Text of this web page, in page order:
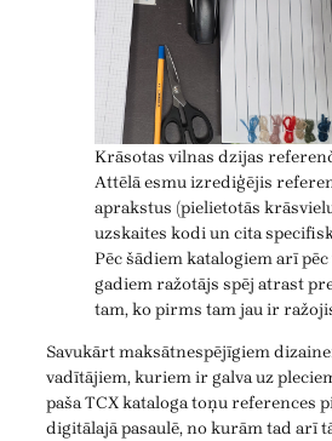
Krāsotas vilnas dzijas
Attēlā esmu izrediģējis
aprakstus (pielietotās
uzskaites kodi un cita
Pēc šādiem katalogiem arī
gadiem ražotājs spēj atrast
tam, ko pirms tam jau ir
Savukārt maksātnespējīgiem
vadītājiem, kuriem ir galva uz
paša TCX kataloga toņu references
digitālajā pasaulē, no kurām tad arī